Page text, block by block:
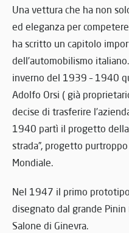
Una vettura che ha non
ed eleganza per
ha scritto un capitolo
dell’automobilismo
inverno del 1939 – 1940
Adolfo Orsi ( già
decise di trasferire
1940 partì il progetto della
strada”, progetto
Mondiale.
Nel 1947 il primo
disegnato dal grande
Salone di Ginevra.